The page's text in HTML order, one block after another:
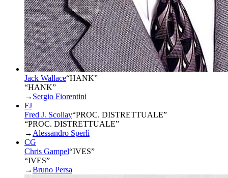
Jack Wallace“HANK”
“HANK”
→ Sergio Fiorentini
FJ
Fred J. Scollay“PROC. DISTRETTUALE”
“PROC. DISTRETTUALE”
→ Alessandro Sperlì
CG
Chris Gampel“IVES”
“IVES”
→Bruno Persa